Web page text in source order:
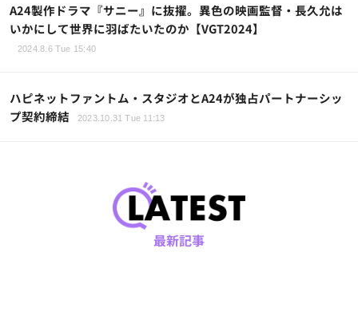
A24製作ドラマ『サニー』に抜擢。異色の映画監督・長久允は
いかにして世界に羽ばたいたのか【VGT2024】
2024.8.6 Tue 15:40
ハピネットファントム・スタジオとA24が独占パートナーシッ
プ契約締結
2023.10.31 Tue 11:13
最新記事